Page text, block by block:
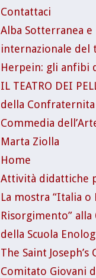
Contattaci
Alba Sotterranea e
internazionale del
Herpein: gli anfibi
IL TEATRO DEI
della
Commedia
Marta Ziolla
Home
Attività didattiche
La mostra “Italia o
Risorgimento”
della Scuola
The Saint
Comitato Giovani